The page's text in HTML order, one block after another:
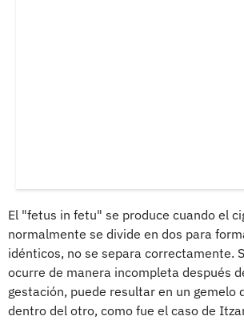
El "fetus in fetu" se produce cuando el
normalmente se divide en dos para
idénticos, no se separa correctamente.
ocurre de manera incompleta después
gestación, puede resultar en un gemelo
dentro del otro, como fue el caso de